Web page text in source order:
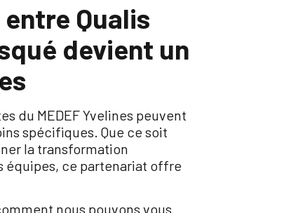
Qualis
devient un
du MEDEF Yvelines peuvent
spécifiques. Que ce soit
la transformation
équipes, ce partenariat offre
nous pouvons vous